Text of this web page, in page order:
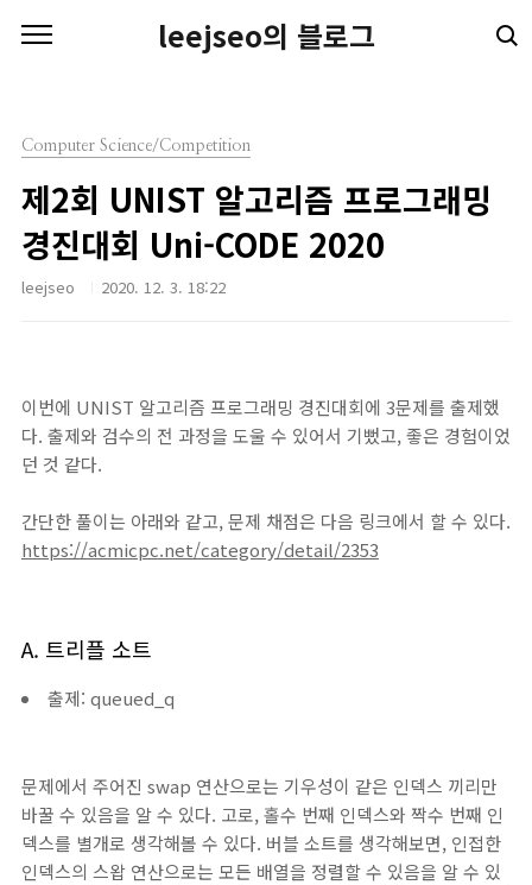
leejseo의 블로그
Computer Science/Competition
제2회 UNIST 알고리즘 프로그래밍
경진대회 Uni-CODE 2020
leejseo 2020. 12. 3. 18:22
이번에 UNIST 알고리즘 프로그래밍 경진대회에 3문제를 출제했
다. 출제와 검수의 전 과정을 도울 수 있어서 기뻤고, 좋은 경험이었
던 것 같다.
간단한 풀이는 아래와 같고, 문제 채점은 다음 링크에서 할 수 있다.
https://acmicpc.net/category/detail/2353
A. 트리플 소트
출제: queued_q
문제에서 주어진 swap 연산으로는 기우성이 같은 인덱스 끼리만
바꿀 수 있음을 알 수 있다. 고로, 홀수 번째 인덱스와 짝수 번째 인
덱스를 별개로 생각해볼 수 있다. 버블 소트를 생각해보면, 인접한
인덱스의 스왑 연산으로는 모든 배열을 정렬할 수 있음을 알 수 있